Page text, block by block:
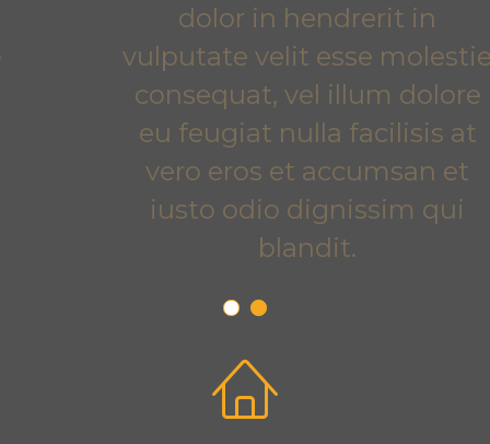
dolor in hendrerit in
vulputate velit esse molestie
consequat, vel illum dolore
eu feugiat nulla facilisis at
vero eros et accumsan et
iusto odio dignissim qui
blandit.